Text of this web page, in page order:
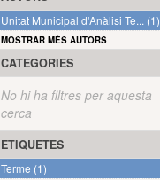
Unitat Municipal d'Anàlisi Te... (1)
MOSTRAR MÉS AUTORS
CATEGORIES
No hi ha filtres per aquesta
cerca
ETIQUETES
Terme (1)